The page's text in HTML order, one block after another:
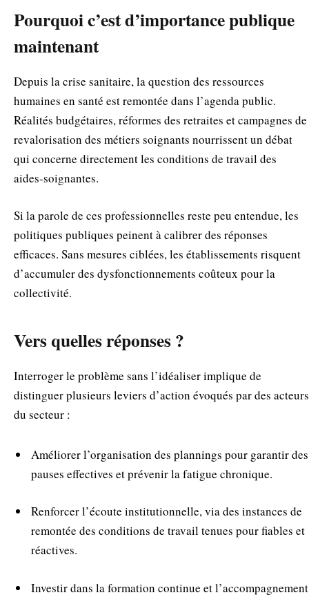
Pourquoi c’est d’importance publique
maintenant
Depuis la crise sanitaire, la question des ressources
humaines en santé est remontée dans l’agenda public.
Réalités budgétaires, réformes des retraites et campagnes de
revalorisation des métiers soignants nourrissent un débat
qui concerne directement les conditions de travail des
aides‑soignantes.
Si la parole de ces professionnelles reste peu entendue, les
politiques publiques peinent à calibrer des réponses
efficaces. Sans mesures ciblées, les établissements risquent
d’accumuler des dysfonctionnements coûteux pour la
collectivité.
Vers quelles réponses ?
Interroger le problème sans l’idéaliser implique de
distinguer plusieurs leviers d’action évoqués par des acteurs
du secteur :
Améliorer l’organisation des plannings pour garantir des
pauses effectives et prévenir la fatigue chronique.
Renforcer l’écoute institutionnelle, via des instances de
remontée des conditions de travail tenues pour fiables et
réactives.
Investir dans la formation continue et l’accompagnement